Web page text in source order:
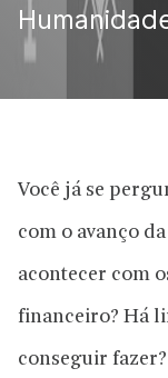
Você já se
com o avanço
acontecer com
financeiro? Há
conseguir fazer?